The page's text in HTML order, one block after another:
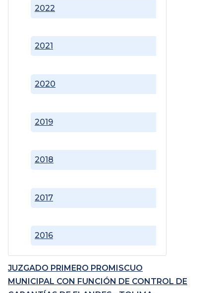
2016
2017
2018
2019
2020
2021
2022
JUZGADO PRIMERO PROMISCUO
MUNICIPAL CON FUNCIÓN DE CONTROL DE